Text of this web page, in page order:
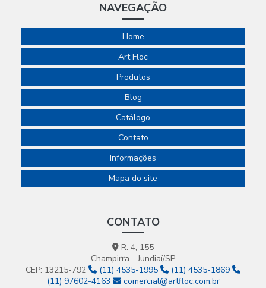
NAVEGAÇÃO
Home
Art Floc
Produtos
Blog
Catálogo
Contato
Informações
Mapa do site
CONTATO
R. 4, 155
Champirra - Jundiaí/SP
CEP: 13215-792
(11) 4535-1995
(11) 4535-1869
(11) 97602-4163
comercial@artfloc.com.br